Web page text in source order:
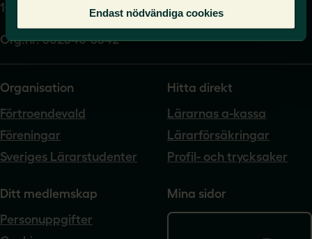
Endast nödvändiga cookies
104 62 Stockholm
Org.nr. 802540-5542
Organisation
Förtroendevald
Föreningar
Sveriges Lärarstudenter
Hitta direkt
Lärarnas a-kassa
Lärarförsäkringar
Profil- och trycksaker
Ditt medlemskap
Personuppgifter
Mina sidor